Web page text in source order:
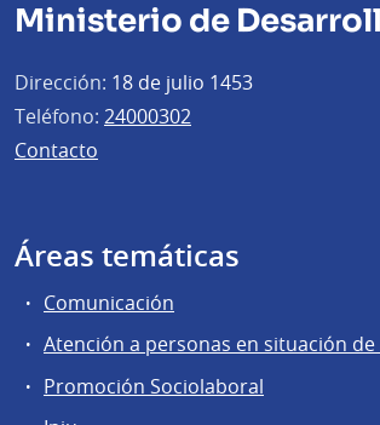
Ministerio de
Dirección: 18 de julio 1453
Teléfono: 24000302
Contacto
Áreas temáticas
Comunicación
Atención a personas en situación de
Promoción Sociolaboral